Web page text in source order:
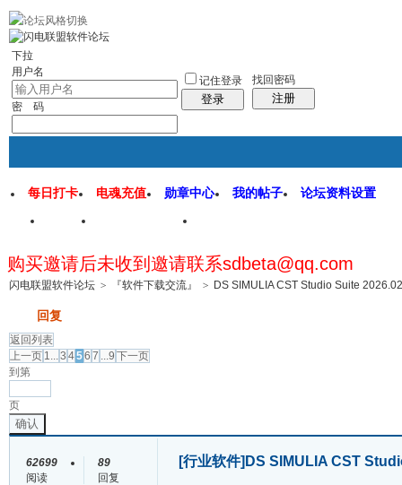
下拉
用户名
密 码
记住登录
登录
找回密码
注册
首页 闪电联盟论坛
每日打卡 电魂充值 勋章中心 我的帖子 论坛资料设置
购买邀请后未收到邀请联系sdbeta@qq.com
闪电联盟软件论坛 > 『软件下载交流』 > DS SIMULIA CST Studio Suite
回复
返回列表
上一页 1...3 456 7 ...9 下一页
到第
页
确认
62699
阅读
89
回复
[行业软件] DS SIMULIA CST